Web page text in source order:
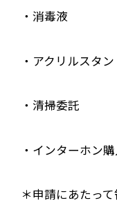
・消毒液
・アクリルスタン
・清掃委託
・インターホン
＊申請にあたっ